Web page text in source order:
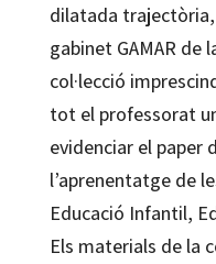
dilatada
gabinet GAMAR de
col·lecció
tot el professorat
evidenciar el paper
l’aprenentatge de
Educació Infantil,
Els materials de la